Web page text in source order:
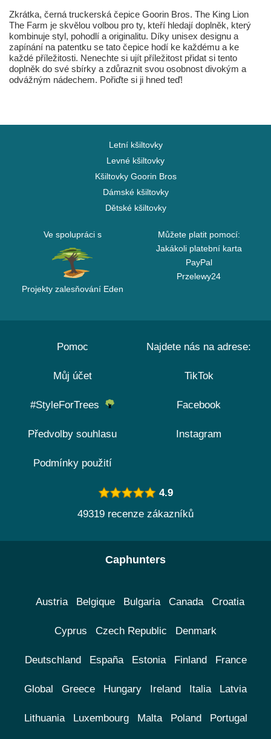
Zkrátka, černá truckerská čepice Goorin Bros. The King Lion
The Farm je skvělou volbou pro ty, kteří hledají doplněk, který
kombinuje styl, pohodlí a originalitu. Díky unisex designu a
zapínání na patentku se tato čepice hodí ke každému a ke
každé příležitosti. Nenechte si ujít příležitost přidat si tento
doplněk do své sbírky a zdůraznit svou osobnost divokým a
odvážným nádechem. Pořiďte si ji hned teď!
Letní kšiltovky
Levné kšiltovky
Kšiltovky Goorin Bros
Dámské kšiltovky
Dětské kšiltovky
Ve spolupráci s
Projekty zalesňování Eden
Můžete platit pomocí:
Jakákoli platební karta
PayPal
Przelewy24
Pomoc
Můj účet
#StyleForTrees
Předvolby souhlasu
Podmínky použití
Najdete nás na adrese:
TikTok
Facebook
Instagram
4.9
49319 recenze zákazníků
Caphunters
Austria Belgique Bulgaria Canada Croatia
Cyprus Czech Republic Denmark
Deutschland España Estonia Finland France
Global Greece Hungary Ireland Italia Latvia
Lithuania Luxembourg Malta Poland Portugal